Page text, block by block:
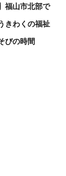
福山市北部で
きわくの福祉
びの時間